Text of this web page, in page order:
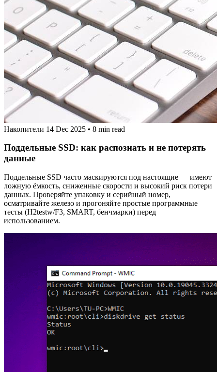
Накопители 14 Dec 2025 • 8 min read
Поддельные SSD: как распознать и не потерять
данные
Поддельные SSD часто маскируются под настоящие — имеют
ложную ёмкость, сниженные скорости и высокий риск потери
данных. Проверяйте упаковку и серийный номер,
осматривайте железо и прогоняйте простые программные
тесты (H2testw/F3, SMART, бенчмарки) перед
использованием.